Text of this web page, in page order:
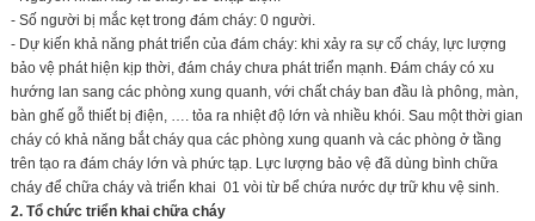
- Số người bị mắc kẹt trong đám cháy: 0 người.
- Dự kiến khả năng phát triển của đám cháy: khi xảy ra sự cố cháy, lực lượng
bảo vệ phát hiện kịp thời, đám cháy chưa phát triển mạnh. Đám cháy có xu
hướng lan sang các phòng xung quanh, với chất cháy ban đầu là phông, màn,
bàn ghế gỗ thiết bị điện, …. tỏa ra nhiệt độ lớn và nhiều khói. Sau một thời gian
cháy có khả năng bắt cháy qua các phòng xung quanh và các phòng ở tầng
trên tạo ra đám cháy lớn và phức tạp. Lực lượng bảo vệ đã dùng bình chữa
cháy để chữa cháy và triển khai 01 vòi từ bể chứa nước dự trữ khu vệ sinh.
2. Tổ chức triển khai chữa cháy